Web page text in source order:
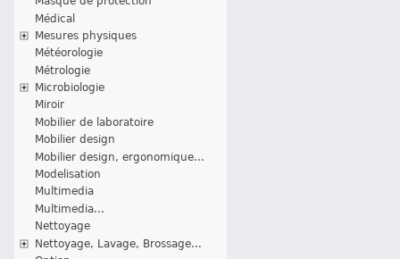
Médical
Mesures physiques
Météorologie
Métrologie
Microbiologie
Miroir
Mobilier de laboratoire
Mobilier design
Mobilier design, ergonomique...
Modelisation
Multimedia
Multimedia...
Nettoyage
Nettoyage, Lavage, Brossage...